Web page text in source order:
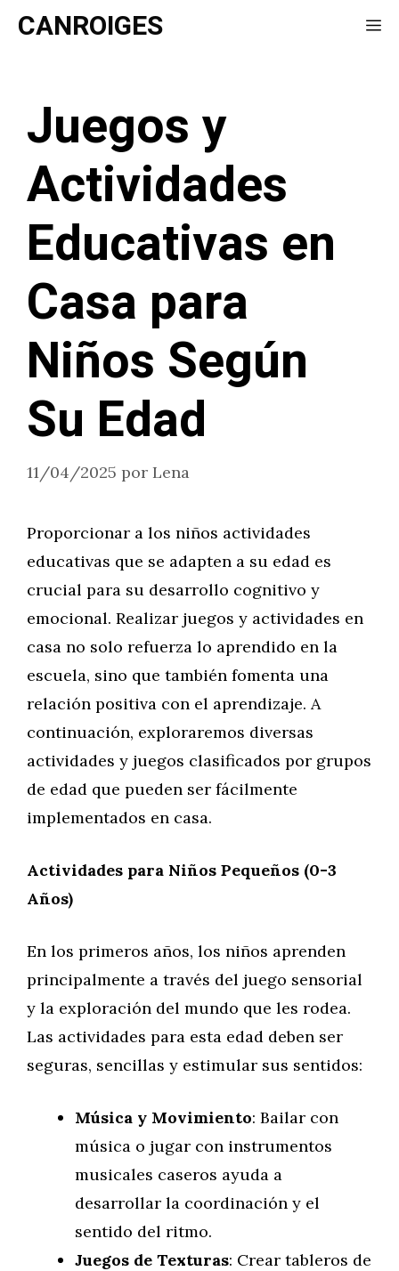
Saltar
CANROIGES
Juegos y
Actividades
Educativas en
Casa para
Niños Según
Su Edad
11/04/2025 por Lena
Proporcionar a los niños actividades
educativas que se adapten a su edad es
crucial para su desarrollo cognitivo y
emocional. Realizar juegos y actividades en
casa no solo refuerza lo aprendido en la
escuela, sino que también fomenta una
relación positiva con el aprendizaje. A
continuación, exploraremos diversas
actividades y juegos clasificados por grupos
de edad que pueden ser fácilmente
implementados en casa.
Actividades para Niños Pequeños (0-3
Años)
En los primeros años, los niños aprenden
principalmente a través del juego sensorial
y la exploración del mundo que les rodea.
Las actividades para esta edad deben ser
seguras, sencillas y estimular sus sentidos:
Música y Movimiento: Bailar con
música o jugar con instrumentos
musicales caseros ayuda a
desarrollar la coordinación y el
sentido del ritmo.
Juegos de Texturas: Crear tableros de